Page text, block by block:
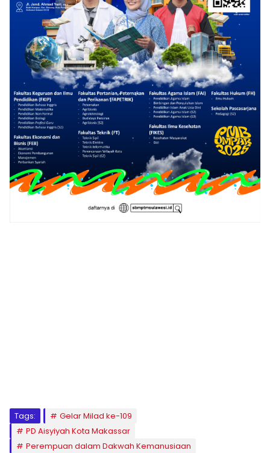
Tags:
Gelar Milad ke-109
PD Aisyiyah Kota Makassar
Perempuan dalam Dakwah Kemanusiaan